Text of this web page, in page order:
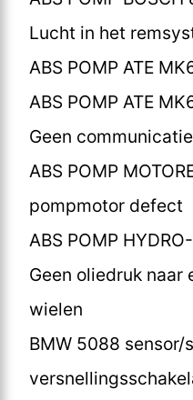
Lucht in het
ABS POMP ATE
ABS POMP ATE
Geen
ABS POMP
pompmotor defect
ABS POMP
Geen oliedruk naar
wielen
BMW 5088 sensor/